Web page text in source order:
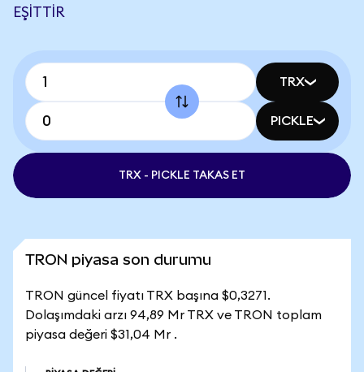
EŞITTIR
TRX
PICKLE
TRX - PICKLE TAKAS ET
TRON piyasa son durumu
TRON güncel fiyatı TRX başına $0,3271.
Dolaşımdaki arzı 94,89 Mr TRX ve TRON toplam
piyasa değeri $31,04 Mr .